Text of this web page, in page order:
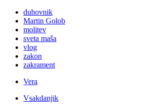
duhovnik
Martin Golob
molitev
sveta maša
vlog
zakon
zakrament
Vera
Vsakdanjik